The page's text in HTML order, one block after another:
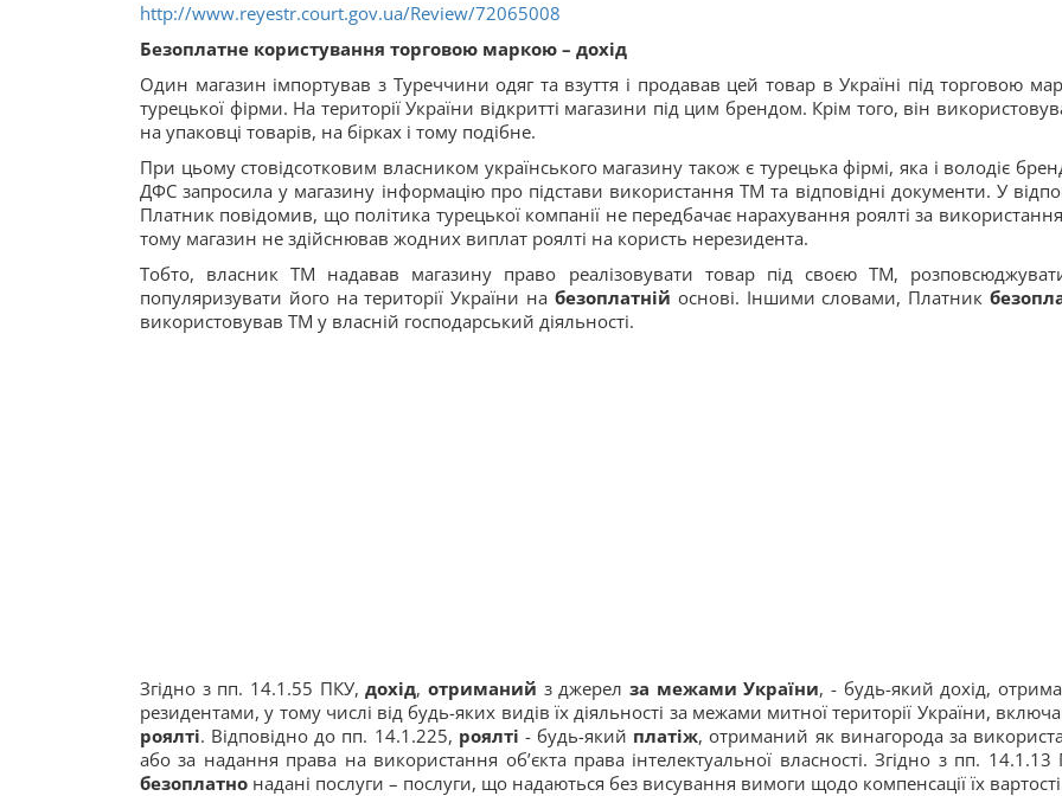
http://www.reyestr.court.gov.ua/Review/72065008
Безоплатне користування торговою маркою – дохід
Один магазин імпортував з Туреччини одяг та взуття і продавав цей товар в Україні під торговою
турецької фірми. На території України відкритті магазини під цим брендом. Крім того, він
на упаковці товарів, на бірках і тому подібне.
При цьому стовідсотковим власником українського магазину також є турецька фірмі, яка і володіє
ДФС запросила у магазину інформацію про підстави використання ТМ та відповідні документи. У
Платник повідомив, що політика турецької компанії не передбачає нарахування роялті за
тому магазин не здійснював жодних виплат роялті на користь нерезидента.
Тобто, власник ТМ надавав магазину право реалізовувати товар під своєю ТМ,
популяризувати його на території України на безоплатній основі. Іншими словами, Платник
використовував ТМ у власній господарський діяльності.
Згідно з пп. 14.1.55 ПКУ,дохід,отриманий з джерелза межами України, - будь-який дохід,
резидентами, у тому числі від будь-яких видів їх діяльності за межами митної території України,
роялті. Відповідно до пп. 14.1.225, роялті - будь-який платіж, отриманий як винагорода за
або за надання права на використання об’єкта права інтелектуальної власності. Згідно з пп. 14.1.13
безоплатно надані послуги – послуги, що надаються без висування вимоги щодо компенсації їх